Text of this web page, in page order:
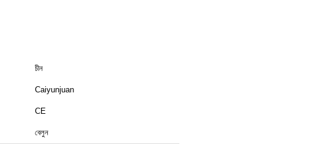
চীন
Caiyunjuan
CE
বেলুন